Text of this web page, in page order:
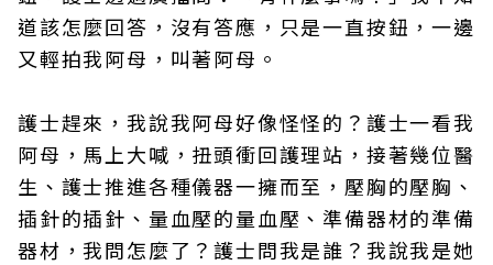
道該怎麼回答，沒有答應，只是一直按鈕，一邊
又輕拍我阿母，叫著阿母。
護士趕來，我說我阿母好像怪怪的？護士一看我
阿母，馬上大喊，扭頭衝回護理站，接著幾位醫
生、護士推進各種儀器一擁而至，壓胸的壓胸、
插針的插針、量血壓的量血壓、準備器材的準備
器材，我問怎麼了？護士問我是誰？我說我是她